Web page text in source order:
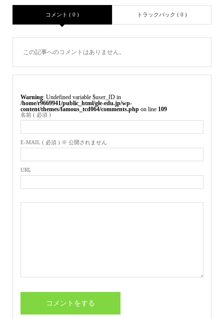
コメント ( 0 ) トラックバック ( 0 )
この記事へのコメントはありません。
Warning : Undefined variable $user_ID in
/home/r9669941/public_html/gle-edu.jp/wp-
content/themes/famous_tcd064/comments.phpon line 109
名前 ( 必須 )
E-MAIL ( 必須 ) ※ 公開されません
URL